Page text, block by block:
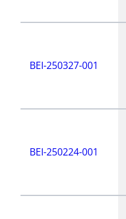
BEI-250327-001
BEI-250224-001